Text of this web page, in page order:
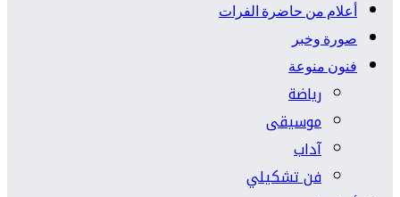
أعلام من حاضرة الفرات
صورة وخبر
فنون منوعة
رياضة
موسيقى
آداب
فن تشكيلي